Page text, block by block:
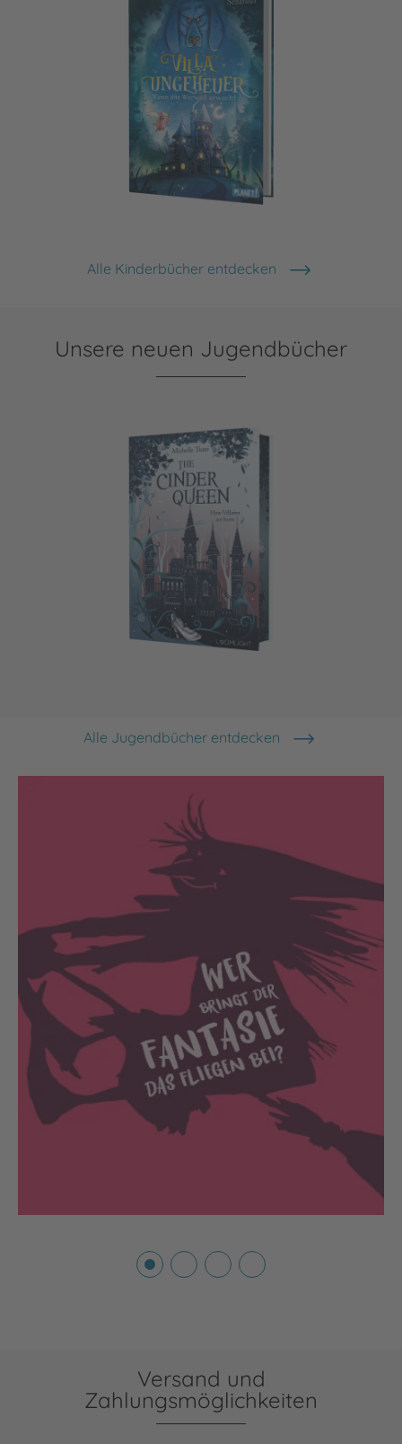
Alle Kinderbücher entdecken
Unsere neuen Jugendbücher
The Cinder Queen 1: How Villains are born
Alle Jugendbücher entdecken
Versand und
Zahlungsmöglichkeiten